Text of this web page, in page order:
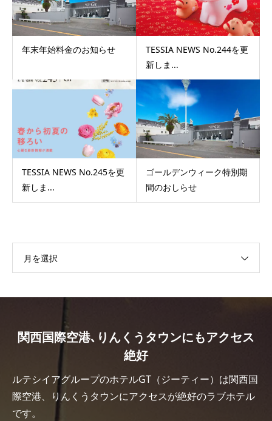
年末年始料金のお知らせ
TESSIA NEWS No.244を更
新しま...
TESSIA NEWS No.245を更
新しま...
ゴールデンウィーク特別期
間のおしらせ
月を選択
関西国際空港､りんくうタウンにもアクセス
絶好
ルテシイアグループのホテルGT（ジーティー）は関西国
際空港、りんくうタウンにアクセスが絶好のラブホテル
です。